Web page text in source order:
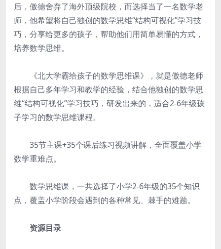
后，傲德舍弃了海外顶级院校，而选择当了一名数学老
师，他希望将自己独创的数学思维“结构可视化”学习技
巧，分享给更多的孩子，帮助他们用简单易懂的方式，
培养数学思维。
《北大学霸给孩子的数学思维课》，就是傲德老师
根据自己多年学习和教学的经验，结合他独创的数学思
维“结构可视化”学习技巧，研发出来的，适合2-6年级孩
子学习的数学思维课程。
35节主课+35个课后练习视频讲解，全面覆盖小学
数学重难点。
数学思维课，一共选择了小学2-6年级的35个知识
点，覆盖小学阶段会遇到的各种常见、棘手的难题。
资源目录